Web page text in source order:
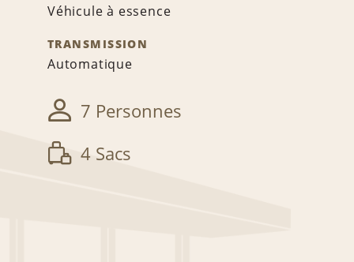
Véhicule à essence
TRANSMISSION
Automatique
7 Personnes
4 Sacs